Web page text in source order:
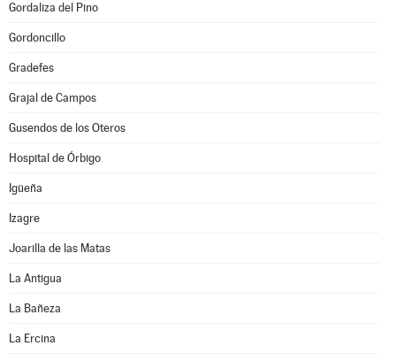
Gordaliza del Pino
Gordoncillo
Gradefes
Grajal de Campos
Gusendos de los Oteros
Hospital de Órbigo
Igüeña
Izagre
Joarilla de las Matas
La Antigua
La Bañeza
La Ercina